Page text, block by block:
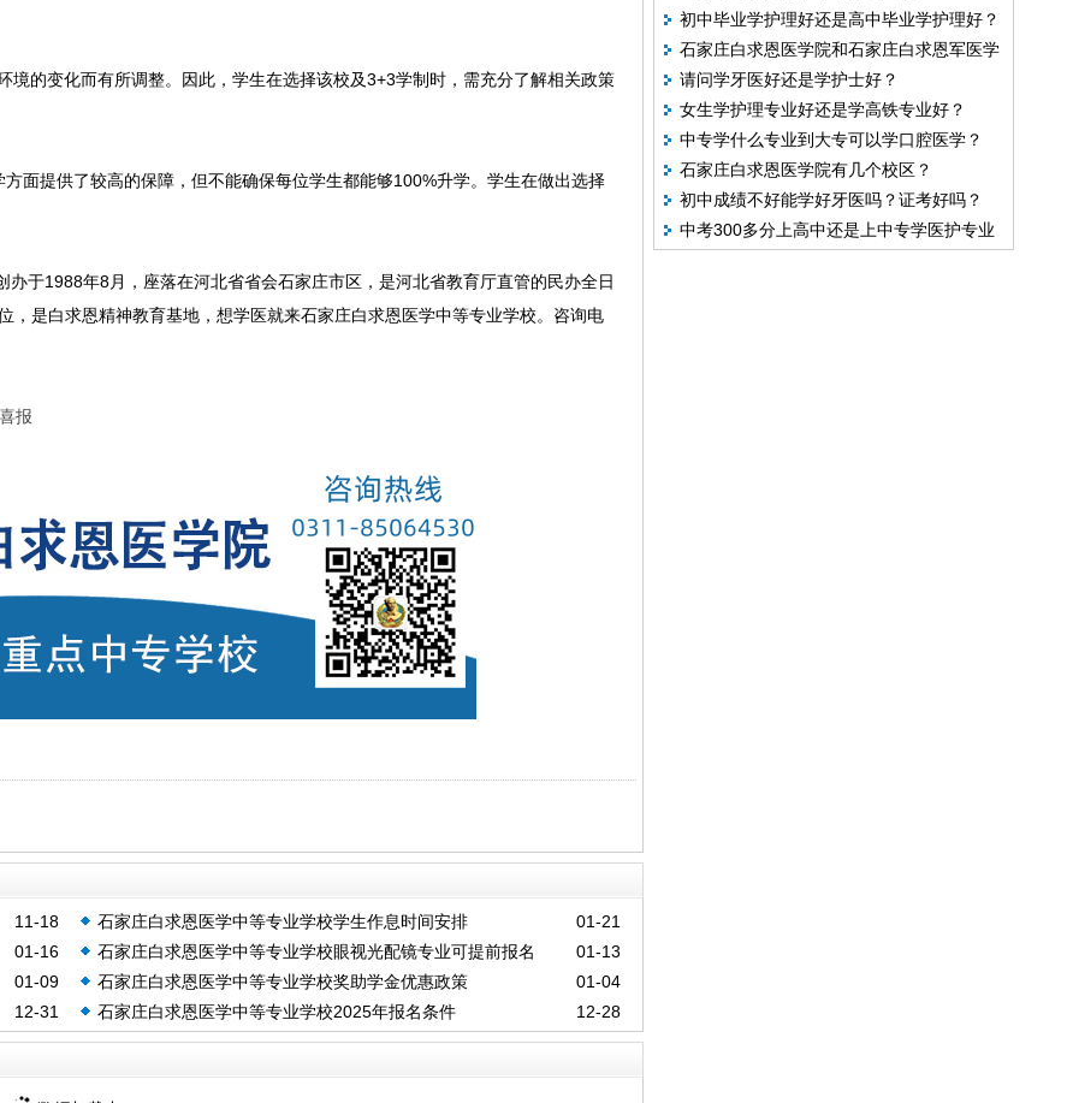
的变化而有所调整。因此，学生在选择该校及3+3学制时，需充分了解相关政策
面提供了较高的保障，但不能确保每位学生都能够100%升学。学生在做出选择
于1988年8月，座落在河北省省会石家庄市区，是河北省教育厅直管的民办全日
是白求恩精神教育基地，想学医就来石家庄白求恩医学中等专业学校。咨询电
报
11-18 01-21
石家庄白求恩医学中等专业学校学生作息时间安排
01-16
01-13
石家庄白求恩医学中等专业学校眼视光配镜专业可提前报名
01-09
01-04
石家庄白求恩医学中等专业学校奖助学金优惠政策
12-31
12-28
石家庄白求恩医学中等专业学校2025年报名条件
初中毕业学护理好还是高中毕业学护理好？
石家庄白求恩医学院和石家庄白求恩军医学
院是一个吗？
请问学牙医好还是学护士好？
女生学护理专业好还是学高铁专业好？
中专学什么专业到大专可以学口腔医学？
石家庄白求恩医学院有几个校区？
初中成绩不好能学好牙医吗？证考好吗？
中考300多分上高中还是上中专学医护专业